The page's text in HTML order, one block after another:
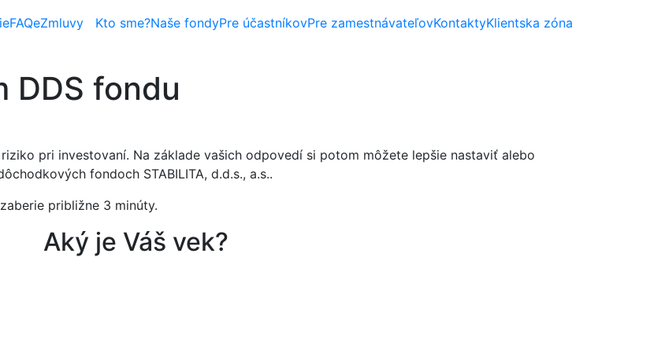
Kto sme?Naše fondyPre účastníkovPre zamestnávateľovKontaktyKlientska zóna
FAQeZmluvy
DDS fondu
pri investovaní. Na základe vašich odpovedí si potom môžete lepšie nastaviť alebo
fondoch STABILITA, d.d.s., a.s..
približne 3 minúty.
Aký je Váš vek?